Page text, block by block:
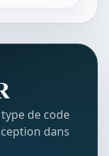
de code
dans